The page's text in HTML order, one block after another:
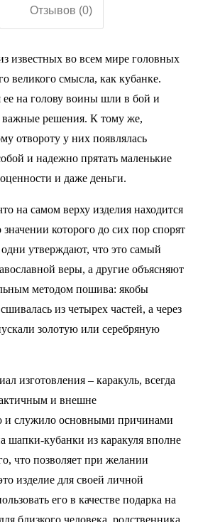
Отзывов (0)
известных во всем мире головных
великого смысла, как кубанке.
ее на голову воины шли в бой и
решения. К тому же,
отвороту у них появлялась
и надежно прятать маленькие
и даже деньги.
на самом верху изделия находится
которого до сих пор спорят
утверждают, что это самый
веры, а другие объясняют
методом пошива: якобы
из четырех частей, а через
золотую или серебряную
изготовления – каракуль, всегда
и внешне
и служило основными причинами
шапки-кубанки из каракуля вполне
что позволяет при желании
изделие для своей личной
его в качестве подарка на
близкого человека, родственника,